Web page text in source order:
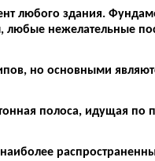
любого здания.
нежелательные
но основными
полоса, идущая по